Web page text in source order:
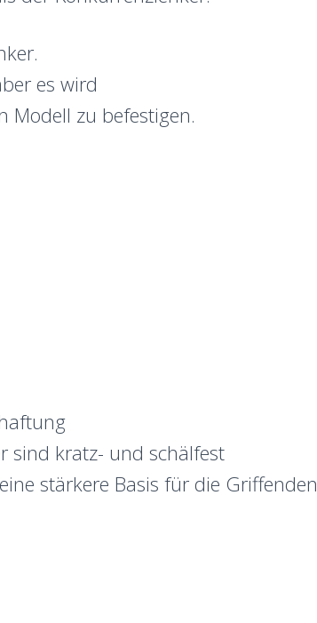
es wird
Modell zu befestigen.
sind kratz- und schälfest
stärkere Basis für die Griffenden